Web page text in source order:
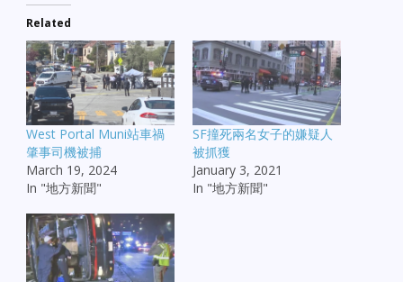
Related
West Portal Muni站車禍
肇事司機被捕
March 19, 2024
In "地方新聞"
SF撞死兩名女子的嫌疑人
被抓獲
January 3, 2021
In "地方新聞"